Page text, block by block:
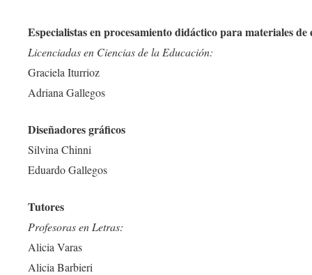
Especialistas en procesamiento didáctico para materiales
Licenciadas en Ciencias de la Educación:
Graciela Iturrioz
Adriana Gallegos
Diseñadores gráficos
Silvina Chinni
Eduardo Gallegos
Tutores
Profesoras en Letras:
Alicia Varas
Alicia Barbieri